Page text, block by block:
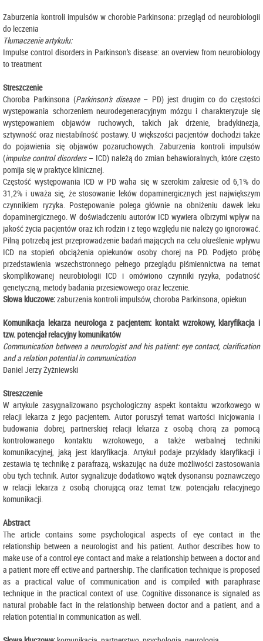
Zaburzenia kontroli impulsów w chorobie Parkinsona: przegląd od neurobiologii
do leczenia
Tłumaczenie artykułu:
Impulse control disorders in Parkinson’s disease: an overview from neurobiology
to treatment
Streszczenie
Choroba Parkinsona (Parkinson’s disease – PD) jest drugim co do częstości
występowania schorzeniem neurodegeneracyjnym mózgu i charakteryzuje się
występowaniem objawów ruchowych, takich jak drżenie, bradykinezja,
sztywność oraz niestabilność postawy. U większości pacjentów dochodzi także
do pojawienia się objawów pozaruchowych. Zaburzenia kontroli impulsów
(impulse control disorders – ICD) należą do zmian behawioralnych, które często
pomija się w praktyce klinicznej.
Częstość występowania ICD w PD waha się w szerokim zakresie od 6,1% do
31,2% i uważa się, że stosowanie leków dopaminergicznych jest największym
czynnikiem ryzyka. Postępowanie polega głównie na obniżeniu dawek leku
dopaminergicznego. W doświadczeniu autorów ICD wywiera olbrzymi wpływ na
jakość życia pacjentów oraz ich rodzin i z tego względu nie należy go ignorować.
Pilną potrzebą jest przeprowadzenie badań mających na celu określenie wpływu
ICD na stopień obciążenia opiekunów osoby chorej na PD. Podjęto próbę
przedstawienia wszechstronnego pełnego przeglądu piśmiennictwa na temat
skomplikowanej neurobiologii ICD i omówiono czynniki ryzyka, podatność
genetyczną, metody badania przesiewowego oraz leczenie.
Słowa kluczowe:zaburzenia kontroli impulsów, choroba Parkinsona, opiekun
Komunikacja lekarza neurologa z pacjentem: kontakt wzrokowy, klaryfikacja i
tzw. potencjał relacyjny komunikatów
Communication between a neurologist and his patient: eye contact, clarification
and a relation potential in communication
Daniel Jerzy Żyżniewski
Streszczenie
W artykule zasygnalizowano psychologiczny aspekt kontaktu wzorkowego w
relacji lekarza z jego pacjentem. Autor poruszył temat wartości inicjowania i
budowania dobrej, partnerskiej relacji lekarza z osobą chorą za pomocą
kontrolowanego kontaktu wzrokowego, a także werbalnej techniki
komunikacyjnej, jaką jest klaryfikacja. Artykuł podaje przykłady klaryfikacji i
zestawia tę technikę z parafrazą, wskazując na duże możliwości zastosowania
obu tych technik. Autor sygnalizuje dodatkowo wątek dysonansu poznawczego
w relacji lekarza z osobą chorującą oraz temat tzw. potencjału relacyjnego
komunikacji.
Abstract
The article contains some psychological aspects of eye contact in the
relationship between a neurologist and his patient. Author describes how to
make use of a control eye contact and make a relationship between a doctor and
a patient more eff ective and partnership. The clarification technique is proposed
as a practical value of communication and is compiled with paraphrase
technique in the practical context of use. Cognitive dissonance is signaled as
natural probable fact in the relationship between doctor and a patient, and a
relation potential in communication as well.